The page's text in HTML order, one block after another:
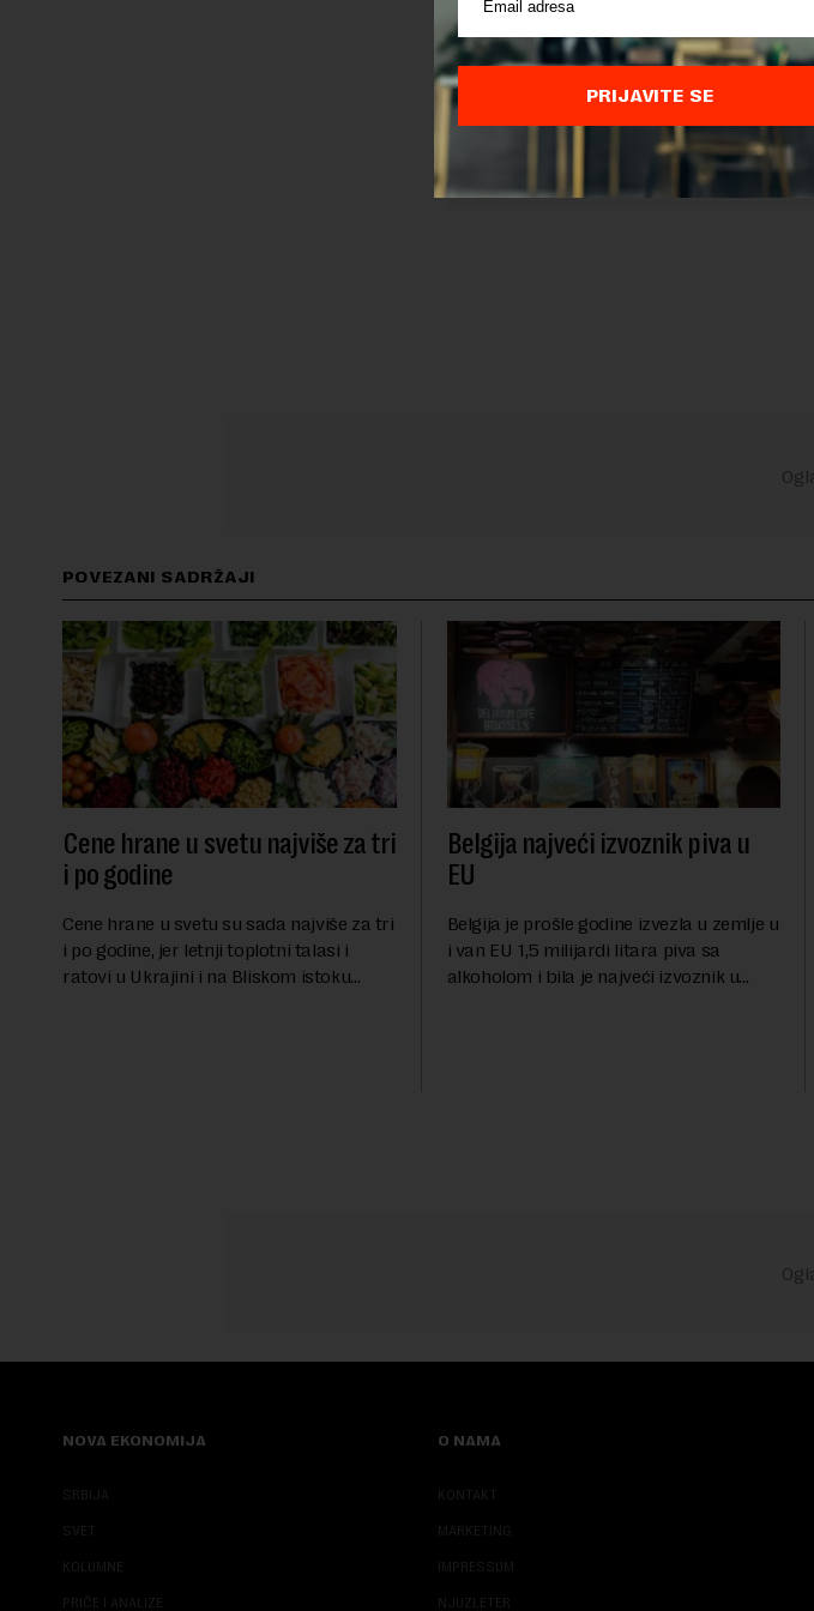
POVEZANI SADRŽAJI
Cene hrane u svetu najviše za tri
i po godine
Cene hrane u svetu su sada najviše za tri
i po godine, jer letnji toplotni talasi i
ratovi u Ukrajini i na Bliskom istoku
Belgija najveći izvoznik piva u
EU
Belgija je prošle godine izvezla u zemlje u
i van EU 1,5 milijardi litara piva sa
alkoholom i bila je najveći izvoznik u
NOVA EKONOMIJA
SRBIJA
SVET
KOLUMNE
PRIČE I ANALIZE
O NAMA
KONTAKT
MARKETING
IMPRESSUM
NJUZLETER
PRIJAVITE SE